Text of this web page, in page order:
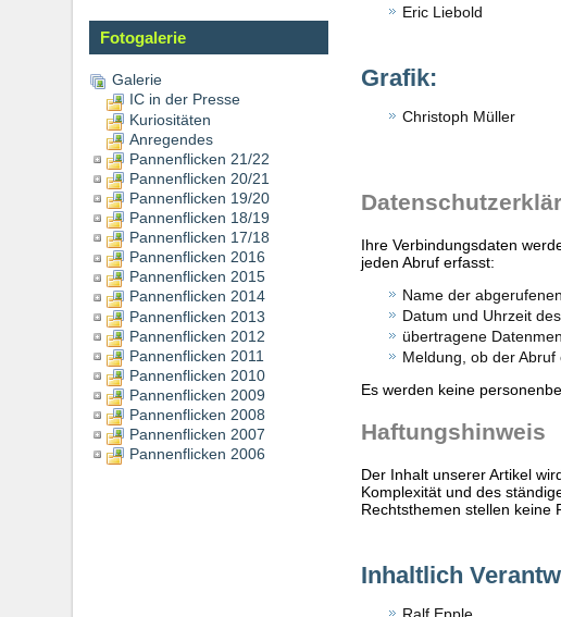
Fotogalerie
Galerie
IC in der Presse
Kuriositäten
Anregendes
Pannenflicken 21/22
Pannenflicken 20/21
Pannenflicken 19/20
Pannenflicken 18/19
Pannenflicken 17/18
Pannenflicken 2016
Pannenflicken 2015
Pannenflicken 2014
Pannenflicken 2013
Pannenflicken 2012
Pannenflicken 2011
Pannenflicken 2010
Pannenflicken 2009
Pannenflicken 2008
Pannenflicken 2007
Pannenflicken 2006
Eric Liebold
Grafik:
Christoph Müller
Ihre Verbindungsdaten
jeden Abruf erfasst:
Name der
Datum und Uhrzeit
übertragene
Meldung, ob der
Es werden keine
Haftungshinweis
Der Inhalt unserer Artikel
Komplexität und des
Rechtsthemen stellen keine
Inhaltlich